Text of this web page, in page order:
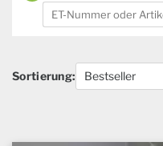
Sortierung: